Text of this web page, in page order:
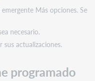
Más opciones. Se
necesario.
sus actualizaciones.
programado